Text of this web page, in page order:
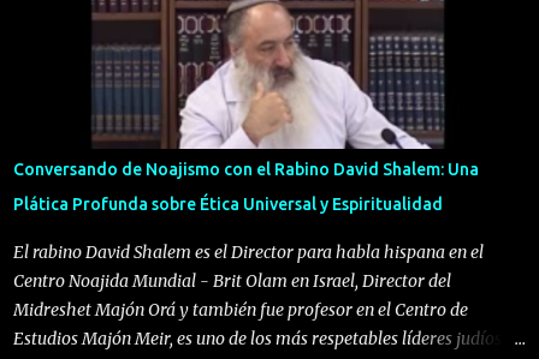
forma correcta de hacerlo y tradicionalmente se omite Su
pronunciación por respeto a Su santidad y ante la posibilidad de
hacerlo incorrectamente lo cuál sería una falta gravísima. Antes de
la era cristiana ya se había sustituido por ADONAI o ADONAI
ELOHIM (SEÑOR D-OS). Más tarde ADONAI se cambió por
HASHEM o el SHEMA arameo que quiere decir "El Nombre". Hoy en
día es más común mencionar Hakadosh BarujHu (el Bendito) ó el
Boré Olam (Creador del Universo). Cuando se tradujo la Biblia
Hebrea (Tanáj) al griego que era un idioma más univer...
Conversando de Noajismo con el Rabino David Shalem: Una
Plática Profunda sobre Ética Universal y Espiritualidad
El rabino David Shalem es el Director para habla hispana en el
Centro Noajida Mundial - Brit Olam en Israel, Director del
Midreshet Majón Orá y también fue profesor en el Centro de
Estudios Majón Meir, es uno de los más respetables líderes judíos en